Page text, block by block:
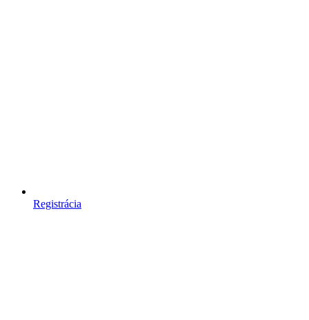
Registrácia